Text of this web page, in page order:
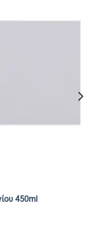
450ml